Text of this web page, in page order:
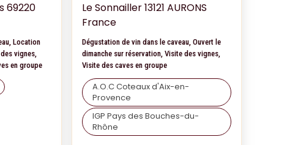
69220
Location
vignes,
en groupe
Le Sonnailler 13121 AURONS
France
Dégustation de vin dans le caveau, Ouvert le
dimanche sur réservation, Visite des vignes,
Visite des caves en groupe
A.O.C Coteaux d'Aix-en-
Provence
IGP Pays des Bouches-du-
Rhône